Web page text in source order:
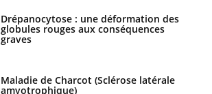
Drépanocytose : une déformation des
globules rouges aux conséquences
graves
Maladie de Charcot (Sclérose latérale
amyotrophique)